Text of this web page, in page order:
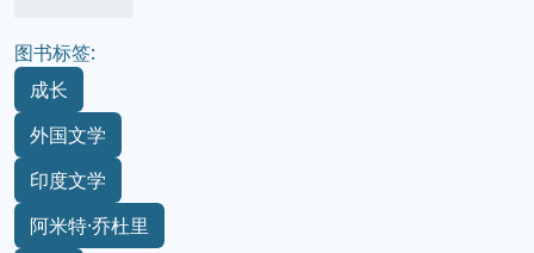
图书标签:
成长
外国文学
印度文学
阿米特·乔杜里